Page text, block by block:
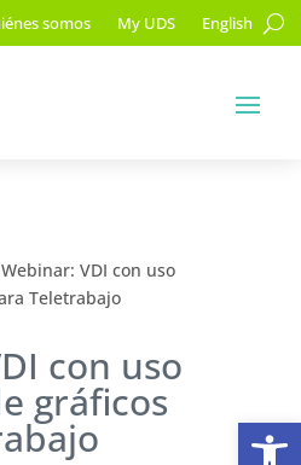
somos My UDS English
Webinar: VDI con uso
Teletrabajo
con uso
gráficos